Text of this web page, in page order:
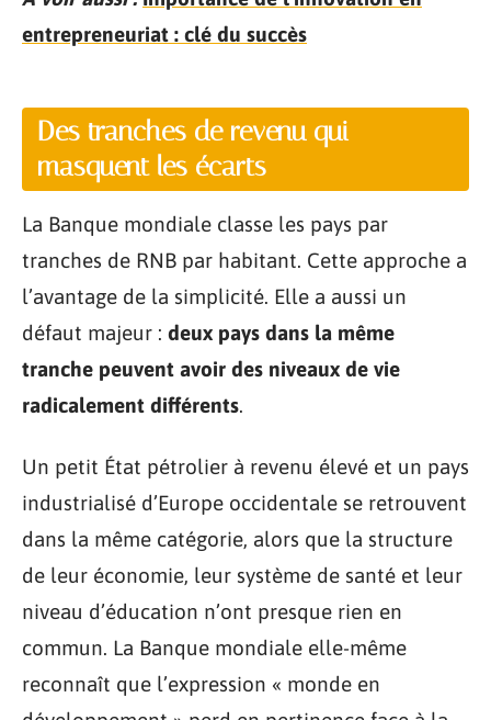
entrepreneuriat : clé du succès
Des tranches de revenu qui
masquent les écarts
La Banque mondiale classe les pays par
tranches de RNB par habitant. Cette approche a
l’avantage de la simplicité. Elle a aussi un
défaut majeur : deux pays dans la même
tranche peuvent avoir des niveaux de vie
radicalement différents.
Un petit État pétrolier à revenu élevé et un pays
industrialisé d’Europe occidentale se retrouvent
dans la même catégorie, alors que la structure
de leur économie, leur système de santé et leur
niveau d’éducation n’ont presque rien en
commun. La Banque mondiale elle-même
reconnaît que l’expression « monde en